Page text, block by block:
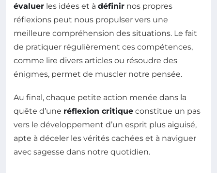
évaluer les idées et à définir nos propres
réflexions peut nous propulser vers une
meilleure compréhension des situations. Le fait
de pratiquer régulièrement ces compétences,
comme lire divers articles ou résoudre des
énigmes, permet de muscler notre pensée.
Au final, chaque petite action menée dans la
quête d’une réflexion critique constitue un pas
vers le développement d’un esprit plus aiguisé,
apte à déceler les vérités cachées et à naviguer
avec sagesse dans notre quotidien.